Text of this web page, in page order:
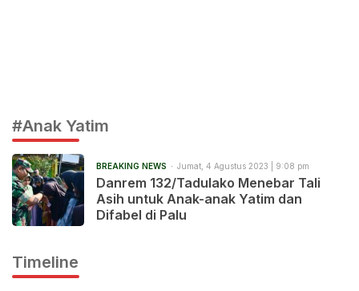
#Anak Yatim
BREAKING NEWS Jumat, 4 Agustus 2023 | 9:08 pm
Danrem 132/Tadulako Menebar Tali
Asih untuk Anak-anak Yatim dan
Difabel di Palu
Timeline